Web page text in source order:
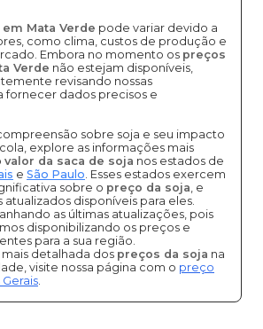
Mata Verde pode variar devido a
como clima, custos de produção e
Embora no momento os preços
Verde não estejam disponíveis,
revisando nossas
fornecer dados precisos e
sobre soja e seu impacto
explore as informações mais
valor da saca de soja nos estados de
e São Paulo. Esses estados exercem
sobre o preço da soja, e
atualizados disponíveis para eles.
as últimas atualizações, pois
disponibilizando os preços e
para a sua região.
mais detalhada dos preços da soja na
visite nossa página com o preço
.